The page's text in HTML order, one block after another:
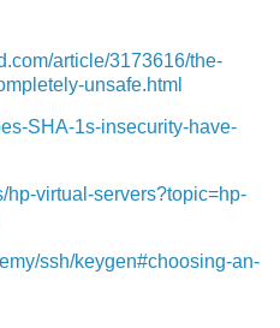
article/3173616/the-
unsafe.html
SHA-1s-insecurity-have-
hp-virtual-servers?topic=hp-
ssh/keygen#choosing-an-